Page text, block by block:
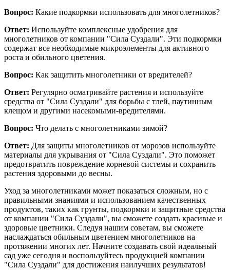
Вопрос: Какие подкормки использовать для многолетников?
Ответ: Используйте комплексные удобрения для
многолетников от компании "Сила Суздали". Эти подкормки
содержат все необходимые микроэлементы для активного
роста и обильного цветения.
Вопрос: Как защитить многолетники от вредителей?
Ответ: Регулярно осматривайте растения и используйте
средства от "Сила Суздали" для борьбы с тлей, паутинным
клещом и другими насекомыми-вредителями.
Вопрос: Что делать с многолетниками зимой?
Ответ: Для защиты многолетников от морозов используйте
материалы для укрывания от "Сила Суздали". Это поможет
предотвратить повреждение корневой системы и сохранить
растения здоровыми до весны.
Уход за многолетниками может показаться сложным, но с
правильными знаниями и использованием качественных
продуктов, таких как грунты, подкормки и защитные средства
от компании "Сила Суздали", вы сможете создать красивые и
здоровые цветники. Следуя нашим советам, вы сможете
наслаждаться обильным цветением многолетников на
протяжении многих лет. Начните создавать свой идеальный
сад уже сегодня и воспользуйтесь продукцией компании
"Сила Суздали" для достижения наилучших результатов!